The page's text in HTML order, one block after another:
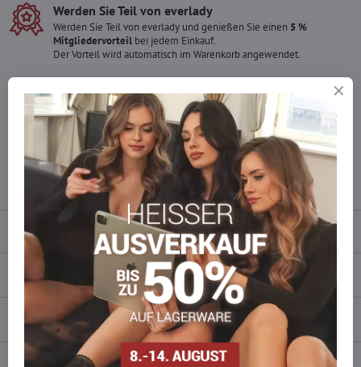
Werden Sie Teil von everlady
Werden Sie Teil von everlady und genießen Sie einen 5 %
Mitgliedervorteil bei jedem Einkauf.
Der Vorteil wird automatisch im Warenkorb angewendet.
Möchten Sie mehr bestellen ?
Zögern Sie nicht, uns zu kontaktieren, wir füllen die Ware für Sie
info​​@everlady​​.eu
Beschreibung
Bewertungen
Diskussion 0